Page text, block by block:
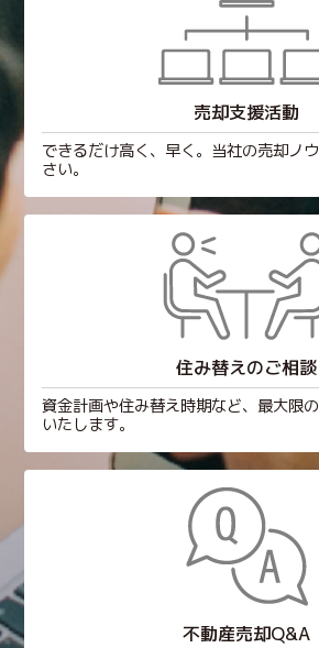
売却支援活動
できるだけ高く、早く。当社の売却ノ
さい。
住み替えのご相談
資金計画や住み替え時期など、最大限
いたします。
不動産売却Q&A